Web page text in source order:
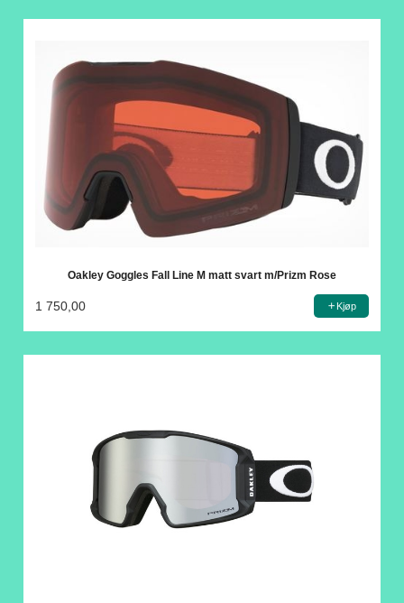
Oakley Goggles Fall Line M matt svart m/Prizm Rose
1 750,00 Kjøp